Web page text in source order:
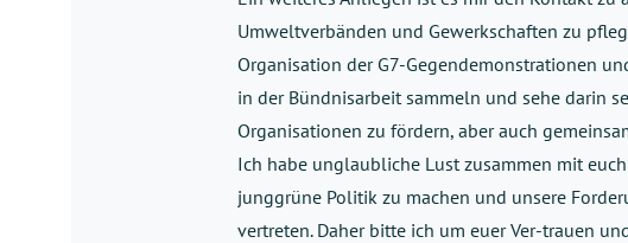
Umweltverbänden und Gewerkschaften zu
Organisation der G7-Gegendemonstrationen
in der Bündnisarbeit sammeln und sehe darin
Organisationen zu fördern, aber auch
Ich habe unglaubliche Lust zusammen mit
junggrüne Politik zu machen und unsere
vertreten. Daher bitte ich um euer Ver-trauen